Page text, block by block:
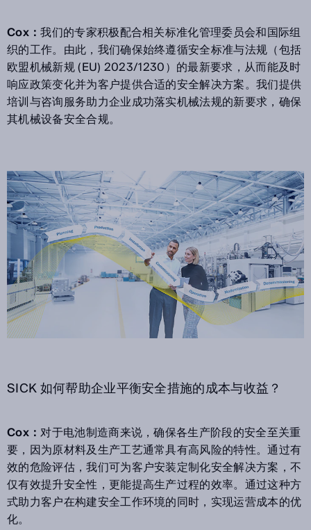
Cox：我们的专家积极配合相关标准化管理委员会和国际组
织的工作。由此，我们确保始终遵循安全标准与法规（包括
欧盟机械新规 (EU) 2023/1230）的最新要求，从而能及时
响应政策变化并为客户提供合适的安全解决方案。我们提供
培训与咨询服务助力企业成功落实机械法规的新要求，确保
其机械设备安全合规。
SICK 如何帮助企业平衡安全措施的成本与收益？
Cox：对于电池制造商来说，确保各生产阶段的安全至关重
要，因为原材料及生产工艺通常具有高风险的特性。通过有
效的危险评估，我们可为客户安装定制化安全解决方案，不
仅有效提升安全性，更能提高生产过程的效率。通过这种方
式助力客户在构建安全工作环境的同时，实现运营成本的优
化。